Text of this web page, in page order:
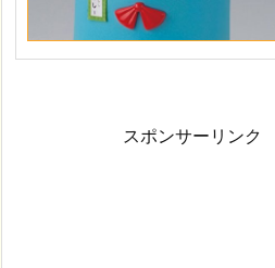
スポンサーリンク